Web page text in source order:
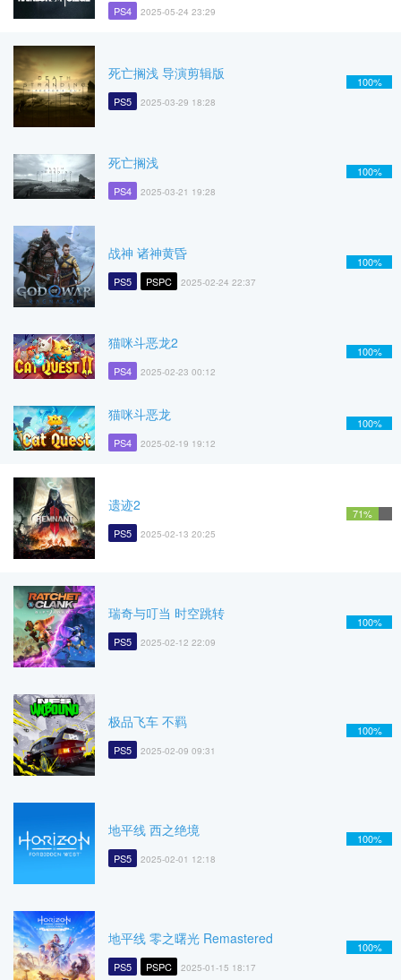
PS4 2025-05-24 23:29
死亡搁浅 导演剪辑版
PS5 2025-03-29 18:28
100%
死亡搁浅
PS4 2025-03-21 19:28
100%
战神 诸神黄昏
PS5 PSPC 2025-02-24 22:37
100%
猫咪斗恶龙2
PS4 2025-02-23 00:12
100%
猫咪斗恶龙
PS4 2025-02-19 19:12
100%
遗迹2
PS5 2025-02-13 20:25
71%
瑞奇与叮当 时空跳转
PS5 2025-02-12 22:09
100%
极品飞车 不羁
PS5 2025-02-09 09:31
100%
地平线 西之绝境
PS5 2025-02-01 12:18
100%
地平线 零之曙光 Remastered
PS5 PSPC 2025-01-15 18:17
100%